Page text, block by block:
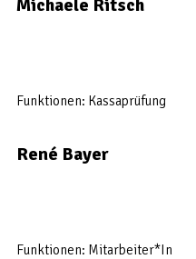
Michaele Ritsch
Funktionen: Kassaprüfung
René Bayer
Funktionen: Mitarbeiter*In